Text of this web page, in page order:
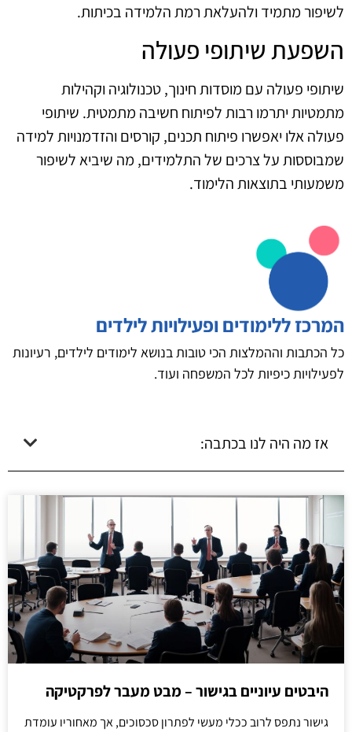
לשיפור מתמיד ולהעלאת רמת הלמידה בכיתות.
השפעת שיתופי פעולה
שיתופי פעולה עם מוסדות חינוך, טכנולוגיה וקהילות
מתמטיות יתרמו רבות לפיתוח חשיבה מתמטית. שיתופי
פעולה אלו יאפשרו פיתוח תכנים, קורסים והזדמנויות למידה
שמבוססות על צרכים של התלמידים, מה שיביא לשיפור
משמעותי בתוצאות הלימוד.
המרכז ללימודים ופעילויות לילדים
כל הכתבות וההמלצות הכי טובות בנושא לימודים לילדים, רעיונות
לפעילויות כיפיות לכל המשפחה ועוד.
אז מה היה לנו בכתבה:
היבטים עיוניים בגישור – מבט מעבר לפרקטיקה
גישור נתפס לרוב ככלי מעשי לפתרון סכסוכים, אך מאחוריו עומדת